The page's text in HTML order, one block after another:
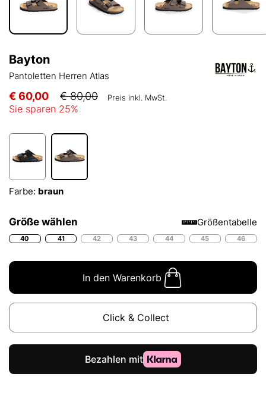
Bayton
Pantoletten Herren Atlas
€ 60,00 € 80,00 Preis inkl. MwSt.
Sie sparen 25%
Farbe: braun
Größe wählen Größentabelle
40 41 42 43 44 45 46
In den Warenkorb
Click & Collect